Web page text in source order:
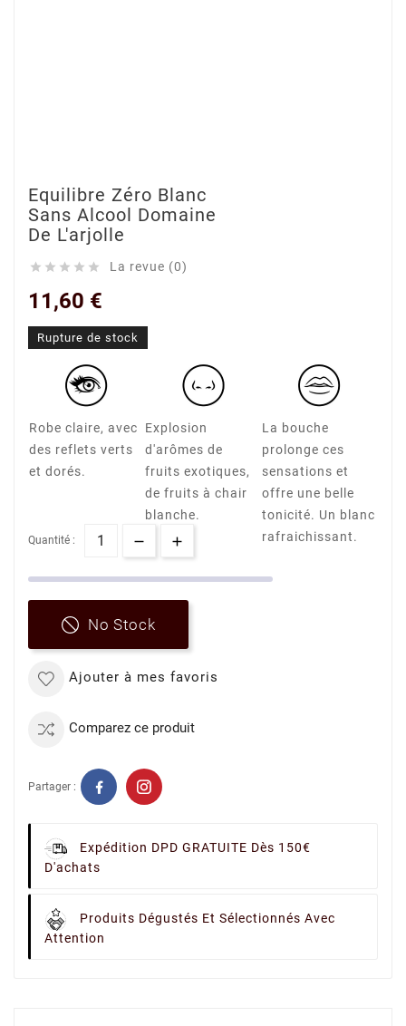
Equilibre Zéro Blanc
Sans Alcool Domaine
De L'arjolle
     La revue (0)
11,60 €
Rupture de stock
Robe claire, avec
des reflets verts
et dorés.
Explosion
d'arômes de
fruits exotiques,
de fruits à chair
blanche.
La bouche
prolonge ces
sensations et
offre une belle
tonicité. Un blanc
rafraichissant.
Quantité :
No Stock
Ajouter à mes favoris
Comparez ce produit
Partager :
Expédition DPD GRATUITE Dès 150€
D'achats
Produits Dégustés Et Sélectionnés Avec
Attention